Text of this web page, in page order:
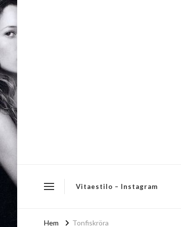
Vitaestilo – Instagram
Hem Tonfiskröra